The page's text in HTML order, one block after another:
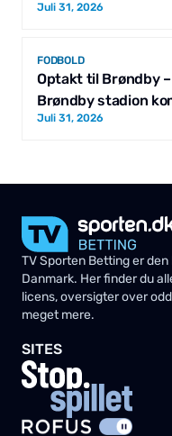
Juli 31, 2026
FODBOLD
Optakt til Brøndby
Brøndby stadion
Juli 31, 2026
TV Sporten Betting er
Danmark. Her finder du
licens, oversigter over
meget mere.
SITES